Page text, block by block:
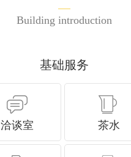
Building introduction
基础服务
洽谈室 茶水